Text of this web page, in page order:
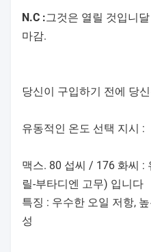
SLP-
SLP-
N.C :그것은 열릴 것입니
마감.
당신이 구입하기 전에 당
유동적인 온도 선택 지시 :
맥스. 80 섭씨 / 176 화씨 :
릴-부타디엔 고무) 입니다
특징 : 우수한 오일 저항,
성